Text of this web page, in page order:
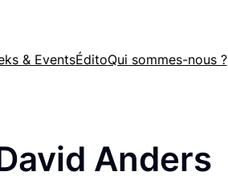
& EventsÉditoQui sommes-nous ?
Anders